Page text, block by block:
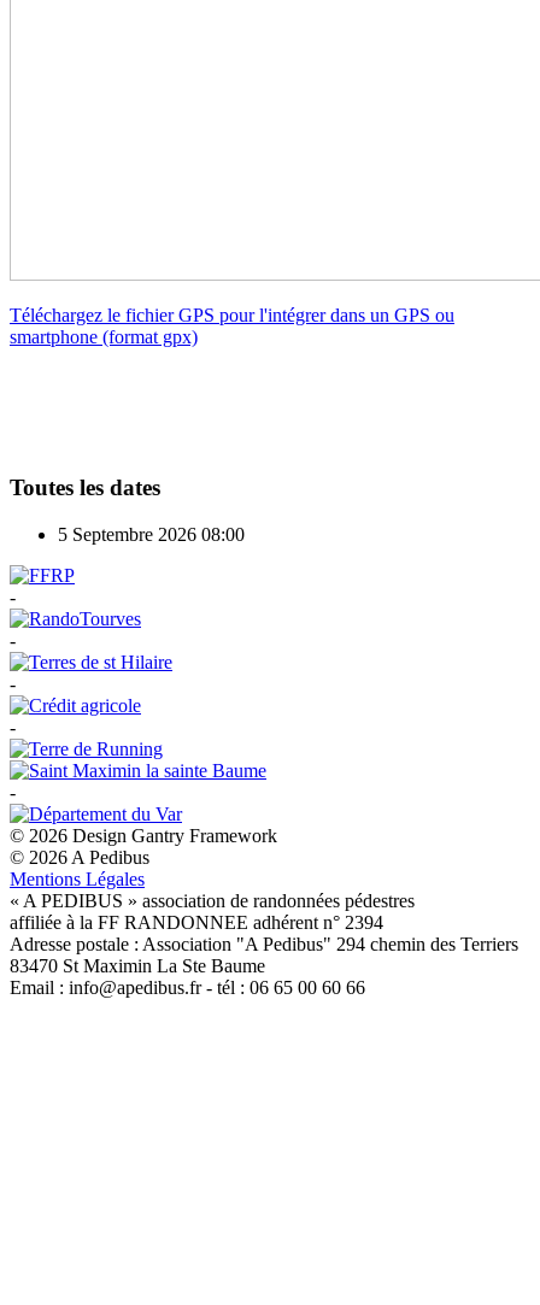
Téléchargez le fichier GPS pour l'intégrer dans un GPS ou
smartphone (format gpx)
Toutes les dates
5 Septembre 2026 08:00
-
-
-
-
-
© 2026 Design Gantry Framework
© 2026 A Pedibus
Mentions Légales
« A PEDIBUS » association de randonnées pédestres
affiliée à la FF RANDONNEE adhérent n° 2394
Adresse postale : Association "A Pedibus" 294 chemin des Terriers
83470 St Maximin La Ste Baume
Email : info@apedibus.fr - tél : 06 65 00 60 66